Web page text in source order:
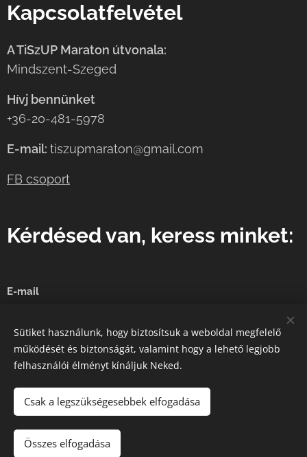
Kapcsolatfelvétel
A TiSzUP Maraton útvonala:
Mindszent-Szeged
Hívj bennünket
+36-20-481-5978
E-mail: tiszupmaraton@gmail.com
FB csoport
Kérdésed van, keress minket:
E-mail
A képeket biztosította:Pexels
Az oldalt a Webnode
Sütiket használunk, hogy biztosítsuk a weboldal megfelelő
működését és biztonságát, valamint hogy a lehető legjobb
felhasználói élményt kínáljuk Neked.
Csak a legszükségesebbek elfogadása
Összes elfogadása